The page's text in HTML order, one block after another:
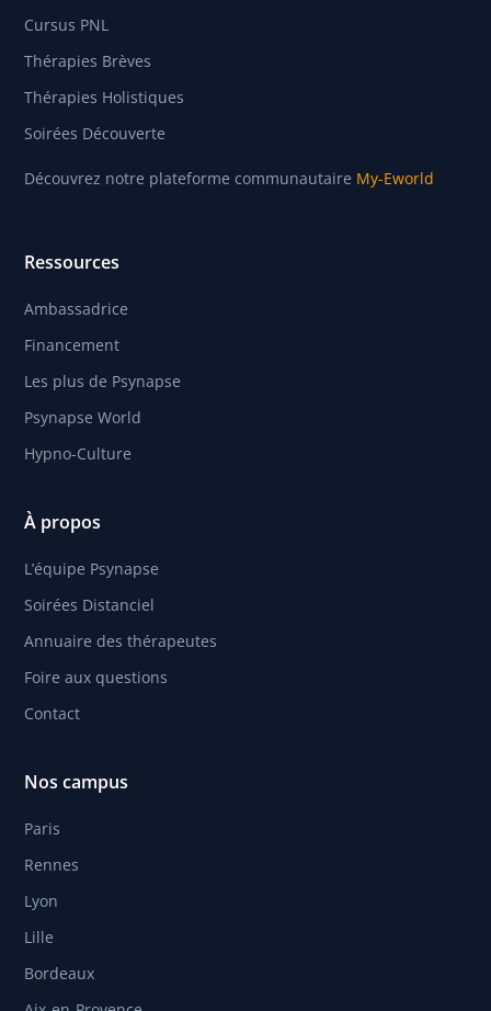
Cursus PNL
Thérapies Brèves
Thérapies Holistiques
Soirées Découverte
Découvrez notre plateforme communautaire My-Eworld
Ressources
Ambassadrice
Financement
Les plus de Psynapse
Psynapse World
Hypno-Culture
À propos
L’équipe Psynapse
Soirées Distanciel
Annuaire des thérapeutes
Foire aux questions
Contact
Nos campus
Paris
Rennes
Lyon
Lille
Bordeaux